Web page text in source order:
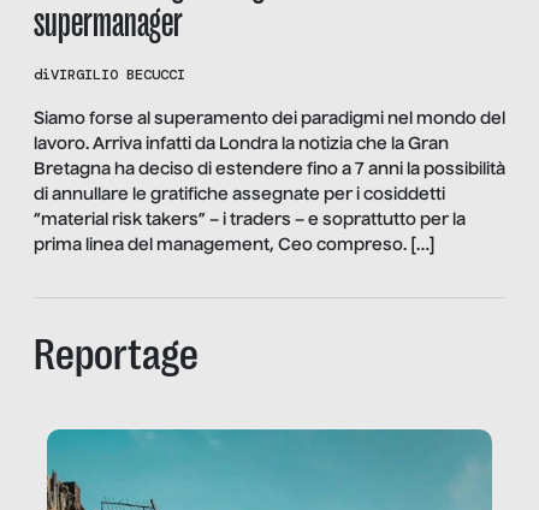
supermanager
diVIRGILIO BECUCCI
Siamo forse al superamento dei paradigmi nel mondo del
lavoro. Arriva infatti da Londra la notizia che la Gran
Bretagna ha deciso di estendere fino a 7 anni la possibilità
di annullare le gratifiche assegnate per i cosiddetti
“material risk takers” – i traders – e soprattutto per la
prima linea del management, Ceo compreso. […]
Reportage